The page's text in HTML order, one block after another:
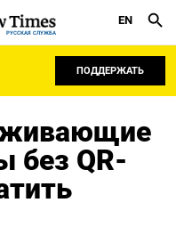
РУССКАЯ СЛУЖБА
EN
ПОДДЕРЖАТЬ
без QR-